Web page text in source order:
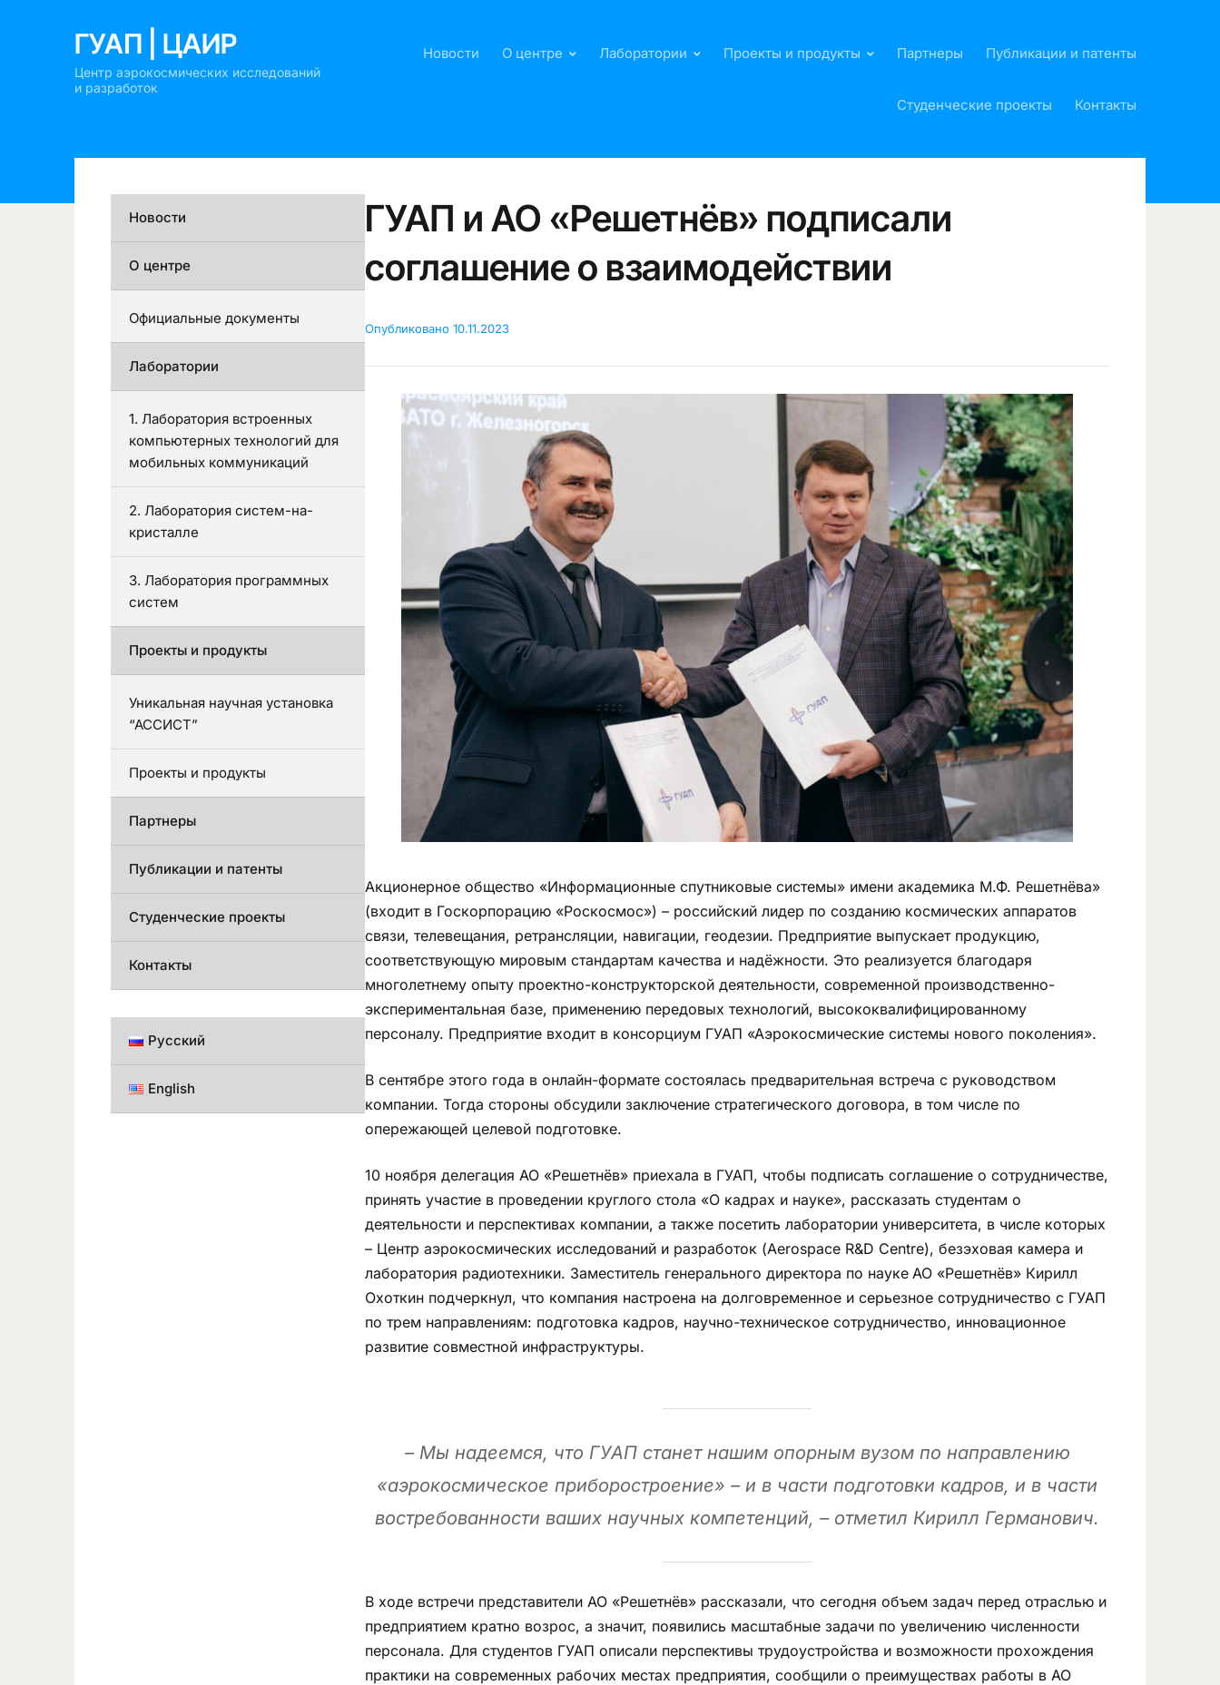
ГУАП | ЦАИР
Центр аэрокосмических исследований
и разработок
Новости О центре Лаборатории Проекты и продукты Партнеры Публикации и патенты
Студенческие проекты Контакты
ГУАП и АО «Решетнёв» подписали
соглашение о взаимодействии
Опубликовано 10.11.2023
Акционерное общество «Информационные спутниковые системы» имени академика М.Ф. Решетнёва»
(входит в Госкорпорацию «Роскосмос») – российский лидер по созданию космических аппаратов
связи, телевещания, ретрансляции, навигации, геодезии. Предприятие выпускает продукцию,
соответствующую мировым стандартам качества и надёжности. Это реализуется благодаря
многолетнему опыту проектно-конструкторской деятельности, современной производственно-
экспериментальная базе, применению передовых технологий, высококвалифицированному
персоналу. Предприятие входит в консорциум ГУАП «Аэрокосмические системы нового поколения».
В сентябре этого года в онлайн-формате состоялась предварительная встреча с руководством
компании. Тогда стороны обсудили заключение стратегического договора, в том числе по
опережающей целевой подготовке.
10 ноября делегация АО «Решетнёв» приехала в ГУАП, чтобы подписать соглашение о сотрудничестве,
принять участие в проведении круглого стола «О кадрах и науке», рассказать студентам о
деятельности и перспективах компании, а также посетить лаборатории университета, в числе которых
– Центр аэрокосмических исследований и разработок (Aerospace R&D Centre), безэховая камера и
лаборатория радиотехники. Заместитель генерального директора по науке АО «Решетнёв» Кирилл
Охоткин подчеркнул, что компания настроена на долговременное и серьезное сотрудничество с ГУАП
по трем направлениям: подготовка кадров, научно-техническое сотрудничество, инновационное
развитие совместной инфраструктуры.
– Мы надеемся, что ГУАП станет нашим опорным вузом по направлению
«аэрокосмическое приборостроение» – и в части подготовки кадров, и в части
востребованности ваших научных компетенций, – отметил Кирилл Германович.
В ходе встречи представители АО «Решетнёв» рассказали, что сегодня объем задач перед отраслью и
предприятием кратно возрос, а значит, появились масштабные задачи по увеличению численности
персонала. Для студентов ГУАП описали перспективы трудоустройства и возможности прохождения
практики на современных рабочих местах предприятия, сообщили о преимуществах работы в АО
Новости
О центре
Официальные документы
Лаборатории
1. Лаборатория встроенных
компьютерных технологий для
мобильных коммуникаций
2. Лаборатория систем-на-
кристалле
3. Лаборатория программных
систем
Проекты и продукты
Уникальная научная установка
“АССИСТ”
Проекты и продукты
Партнеры
Публикации и патенты
Студенческие проекты
Контакты
Русский
English